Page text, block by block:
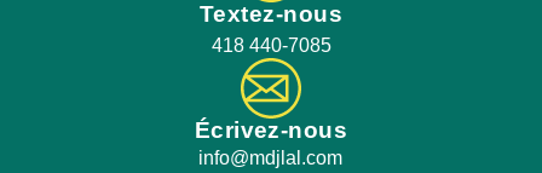
Textez-nous
418 440-7085
Écrivez-nous
info@mdjlal.com